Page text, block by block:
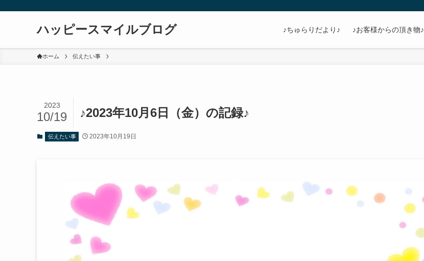
ハッピースマイルブログ ♪ちゅらりだより♪ ♪お客様からの頂き物♪
ホーム 伝えたい事
♪2023年10月6日（金）の記録♪
2023
10/19
伝えたい事 2023年10月19日